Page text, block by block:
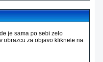
je sama po sebi zelo
obrazcu za objavo kliknete na